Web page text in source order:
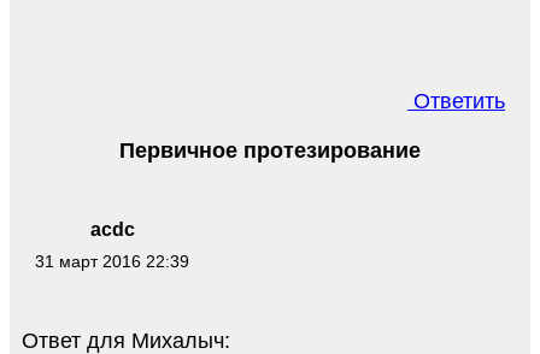
Ответить
acdc
31 март 2016 22:39
Первичное протезирование
Ответ для Михалыч: